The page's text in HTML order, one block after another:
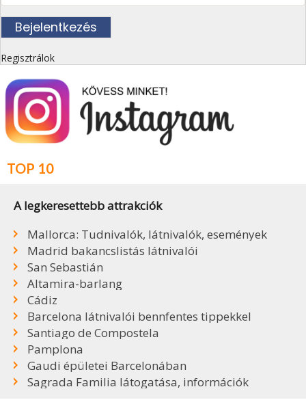
Regisztrálok
TOP 10
A legkeresettebb attrakciók
Mallorca: Tudnivalók, látnivalók, események
Madrid bakancslistás látnivalói
San Sebastián
Altamira-barlang
Cádiz
Barcelona látnivalói bennfentes tippekkel
Santiago de Compostela
Pamplona
Gaudi épületei Barcelonában
Sagrada Familia látogatása, információk